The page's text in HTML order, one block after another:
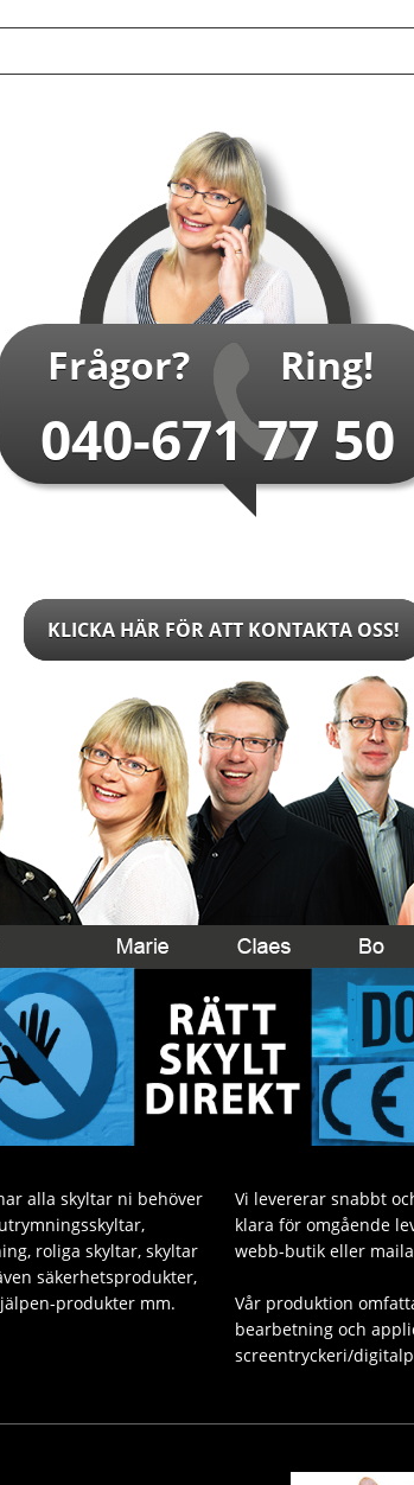
Frågor? Ring!
040-671 77 50
KLICKA HÄR FÖR ATT KONTAKTA OSS!
alla skyltar ni behöver
roliga skyltar, skyltar
säkerhetsprodukter,
produkter mm.
Vi levererar snabbt
klara för omgående
webb-butik eller
Vår produktion
bearbetning och
screentryckeri/